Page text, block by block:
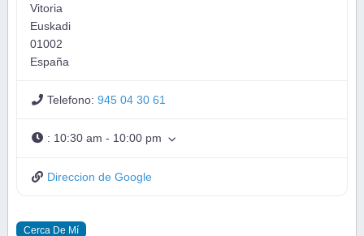
Vitoria
Euskadi
01002
España
Telefono:945 04 30 61
: 10:30 am - 10:00 pm
Direccion de Google
Cerca De Mí